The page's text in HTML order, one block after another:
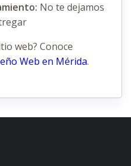
No te dejamos
web? Conoce
Web en Mérida.